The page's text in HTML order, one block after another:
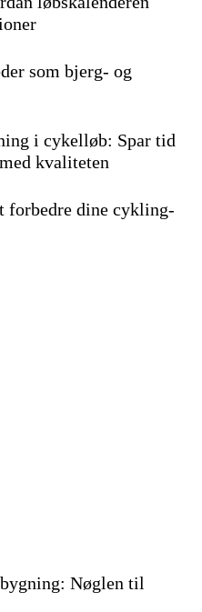
som bjerg- og
i cykelløb: Spar tid
kvaliteten
forbedre dine cykling-
Nøglen til